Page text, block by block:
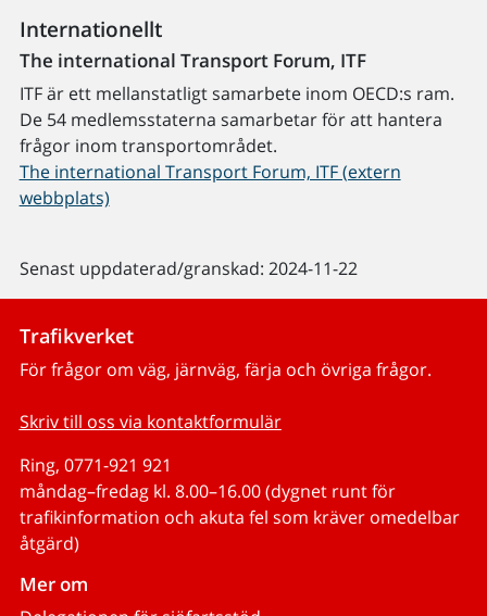
Internationellt
The international Transport Forum, ITF
ITF är ett mellanstatligt samarbete inom OECD:s ram.
De 54 medlemsstaterna samarbetar för att hantera
frågor inom transportområdet.
The international Transport Forum, ITF (extern
webbplats)
Senast uppdaterad/granskad: 2024-11-22
Trafikverket
För frågor om väg, järnväg, färja och övriga frågor.
Skriv till oss via kontaktformulär
Ring, 0771-921 921
måndag–fredag kl. 8.00–16.00 (dygnet runt för
trafikinformation och akuta fel som kräver omedelbar
åtgärd)
Mer om